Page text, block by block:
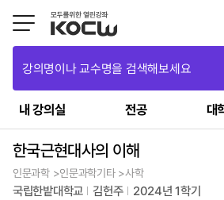
강의명이나 교수명을 검색해보세요
내 강의실 전공 대
한국근현대사의 이해
인문과학 >인문과학기타 >사학
국립한밭대학교 김헌주 2024년 1학기